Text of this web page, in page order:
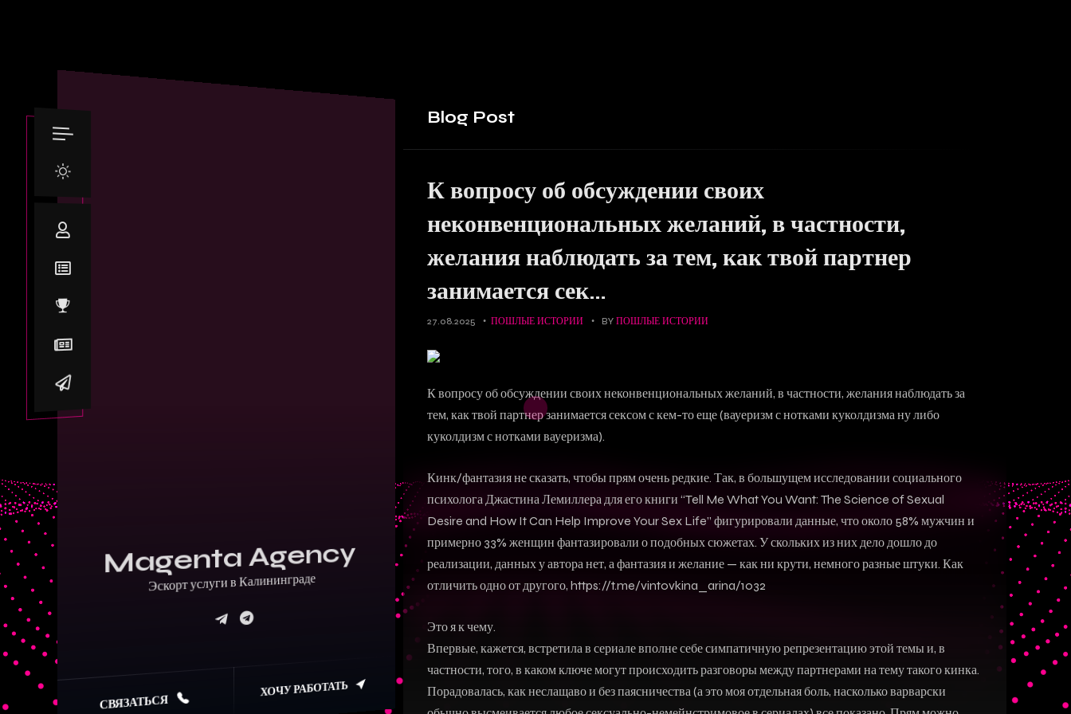
Magenta Agency
Эскорт услуги в Калининграде
СВЯЗАТЬСЯ
ХОЧУ РАБОТАТЬ
Blog Post
К вопросу об обсуждении своих
неконвенциональных желаний, в частности,
желания наблюдать за тем, как твой партнер
занимается сек…
27.08.2025 ПОШЛЫЕ ИСТОРИИ BYПОШЛЫЕ ИСТОРИИ
К вопросу об обсуждении своих неконвенциональных желаний, в частности, желания наблюдать за
тем, как твой партнер занимается сексом с кем-то еще (вауеризм с нотками куколдизма ну либо
куколдизм с нотками вауеризма).
Кинк/фантазия не сказать, чтобы прям очень редкие. Так, в большущем исследовании социального
психолога Джастина Лемиллера для его книги “Tell Me What You Want: The Science of Sexual
Desire and How It Can Help Improve Your Sex Life” фигурировали данные, что около 58% мужчин и
примерно 33% женщин фантазировали о подобных сюжетах. У скольких из них дело дошло до
реализации, данных у автора нет, а фантазия и желание — как ни крути, немного разные штуки. Как
отличить одно от другого, https://t.me/vintovkina_arina/1032
Это я к чему.
Впервые, кажется, встретила в сериале вполне себе симпатичную репрезентацию этой темы и, в
частности, того, в каком ключе могут происходить разговоры между партнерами на тему такого кинка.
Порадовалась, как неслащаво и без паясничества (а это моя отдельная боль, насколько варварски